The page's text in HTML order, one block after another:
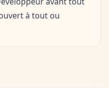
à tout ou